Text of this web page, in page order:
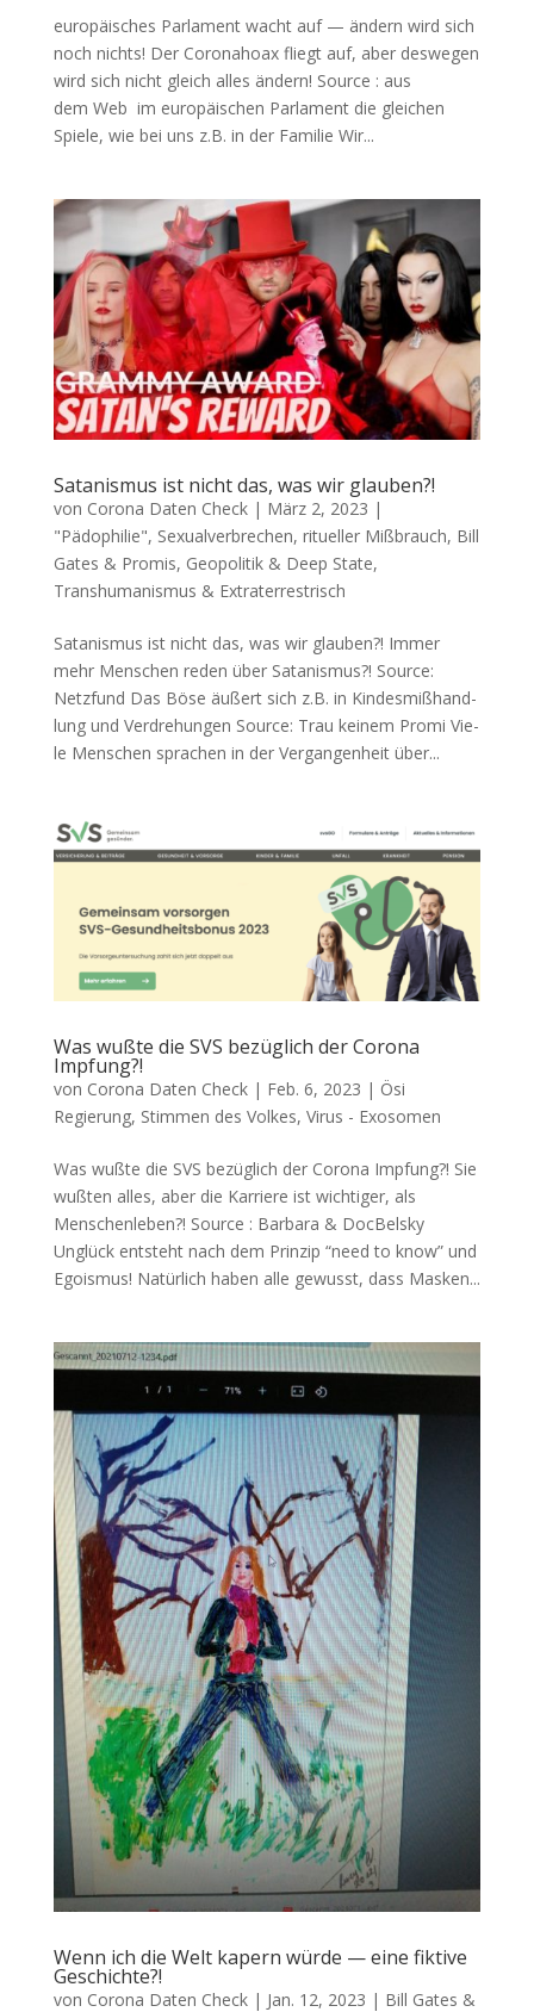
europäisches Parlament wacht auf — ändern wird sich
noch nichts! Der Coro­naho­ax fliegt auf, aber des­we­gen
wird sich nicht gleich alles ändern! Source : aus
dem Web im euro­päi­schen Par­la­ment die glei­chen
Spie­le, wie bei uns z.B. in der Familie Wir...
Satanismus ist nicht das, was wir glauben?!
von Corona Daten Check| März 2, 2023 |
"Pädophilie", Sexualverbrechen, ritueller Mißbrauch, Bill
Gates & Promis, Geopolitik & Deep State,
Transhumanismus & Extraterrestrisch
Satanismus ist nicht das, was wir glauben?! Immer
mehr Men­schen reden über Satanismus?! Source:
Netz­fund Das Böse äußert sich z.B. in Kin­des­miß­hand­
lung und Verdrehungen Source: Trau kei­nem Promi Vie­
le Men­schen spra­chen in der Ver­gan­gen­heit über...
Was wußte die SVS bezüglich der Corona
Impfung?!
von Corona Daten Check| Feb. 6, 2023 | Ösi
Regierung, Stimmen des Volkes, Virus - Exosomen
Was wußte die SVS bezüglich der Corona Impfung?! Sie
wuß­ten alles, aber die Kar­rie­re ist wich­ti­ger, als
Menschenleben?! Source : Bar­ba­ra & DocBelsky
Unglück ent­steht nach dem Prin­zip “need to know” und
Egoismus! Natür­lich haben alle gewusst, dass Mas­ken...
Wenn ich die Welt kapern würde — eine fiktive
Geschichte?!
von Corona Daten Check| Jan. 12, 2023 | Bill Gates &